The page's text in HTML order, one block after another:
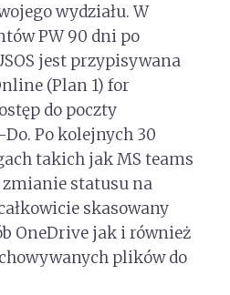
wydziału. W
PW 90 dni po
jest przypisywana
(Plan 1) for
do poczty
Po kolejnych 30
takich jak MS teams
zmianie statusu na
skasowany
OneDrive jak i również
plików do